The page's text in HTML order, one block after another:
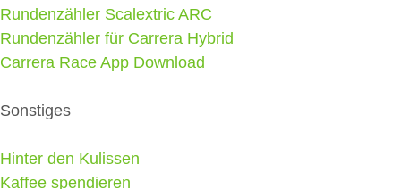
Rundenzähler Scalextric ARC
Rundenzähler für Carrera Hybrid
Carrera Race App Download
Sonstiges
Hinter den Kulissen
Kaffee spendieren